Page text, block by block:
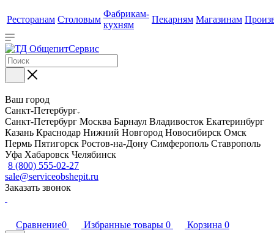
Ресторанам Столовым
Фабрикам-
кухням
Пекарням Магазинам
Ваш город
Санкт-Петербург
Санкт-Петербург Москва Барнаул Владивосток Екатеринбург
Казань Краснодар Нижний Новгород Новосибирск Омск
Пермь Пятигорск Ростов-на-Дону Симферополь Ставрополь
Уфа Хабаровск Челябинск
8 (800) 555-02-27
sale@serviceobshepit.ru
Заказать звонок
Сравнение0 Избранные товары 0 Корзина 0